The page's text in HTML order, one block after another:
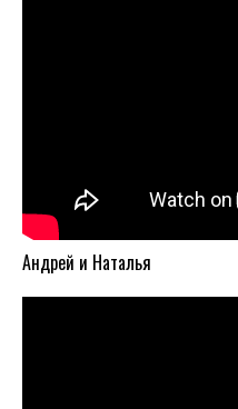
Андрей и Наталья